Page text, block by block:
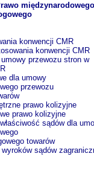
międzynarodowego
konwencji CMR
konwencji CMR
przewozu stron w
dla umowy
przewozu
prawo kolizyjne
prawo kolizyjne
sądów dla
towarów
sądów